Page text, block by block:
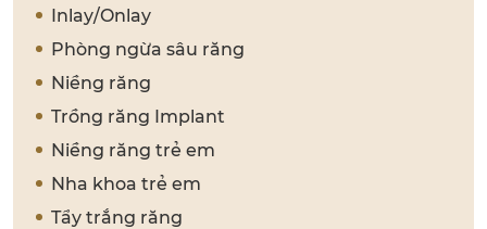
Inlay/Onlay
Phòng ngừa sâu răng
Niềng răng
Trồng răng Implant
Niềng răng trẻ em
Nha khoa trẻ em
Tẩy trắng răng